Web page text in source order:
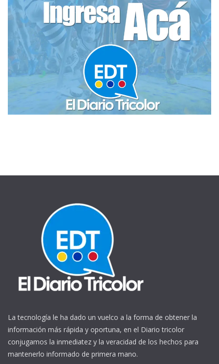
La tecnología le ha dado un vuelco a la forma de obtener la
información más rápida y oportuna, en el Diario tricolor
conjugamos la inmediatez y la veracidad de los hechos para
mantenerlo informado de primera mano.